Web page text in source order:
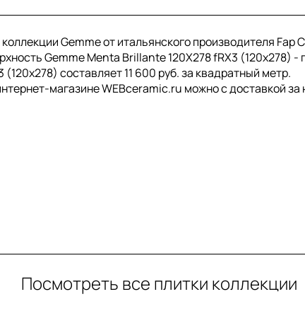
Gemme от итальянского производителя
Gemme Menta Brillante 120X278 fRX3 (120x278) -
составляет 11 600 руб. за квадратный метр.
магазине WEBceramic.ru можно с доставкой
Посмотреть все плитки коллекции